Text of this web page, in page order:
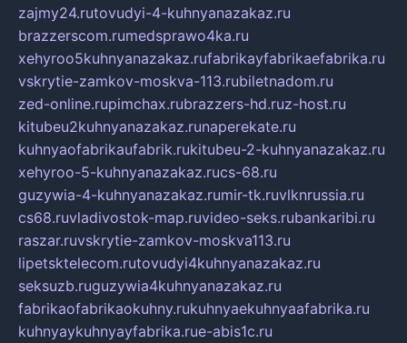
zajmy24.rutovudyi-4-kuhnyanazakaz.ru
brazzerscom.rumedsprawo4ka.ru
xehyroo5kuhnyanazakaz.rufabrikayfabrikaefabrika.ru
vskrytie-zamkov-moskva-113.rubiletnadom.ru
zed-online.rupimchax.rubrazzers-hd.ruz-host.ru
kitubeu2kuhnyanazakaz.runaperekate.ru
kuhnyaofabrikaufabrik.rukitubeu-2-kuhnyanazakaz.ru
xehyroo-5-kuhnyanazakaz.rucs-68.ru
guzywia-4-kuhnyanazakaz.rumir-tk.ruvlknrussia.ru
cs68.ruvladivostok-map.ruvideo-seks.rubankaribi.ru
raszar.ruvskrytie-zamkov-moskva113.ru
lipetsktelecom.rutovudyi4kuhnyanazakaz.ru
seksuzb.ruguzywia4kuhnyanazakaz.ru
fabrikaofabrikaokuhny.rukuhnyaekuhnyaafabrika.ru
kuhnyaykuhnyayfabrika.rue-abis1c.ru